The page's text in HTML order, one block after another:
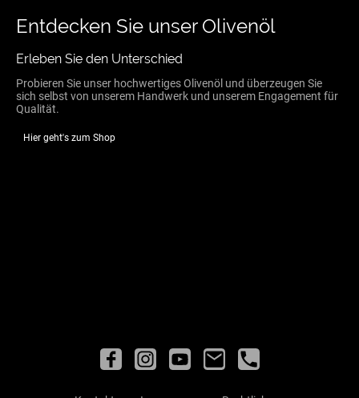
Entdecken Sie unser Olivenöl
Erleben Sie den Unterschied
Hier geht's zum Shop
Probieren Sie unser hochwertiges Olivenöl und überzeugen Sie
sich selbst von unserem Handwerk und unserem Engagement für
Qualität.